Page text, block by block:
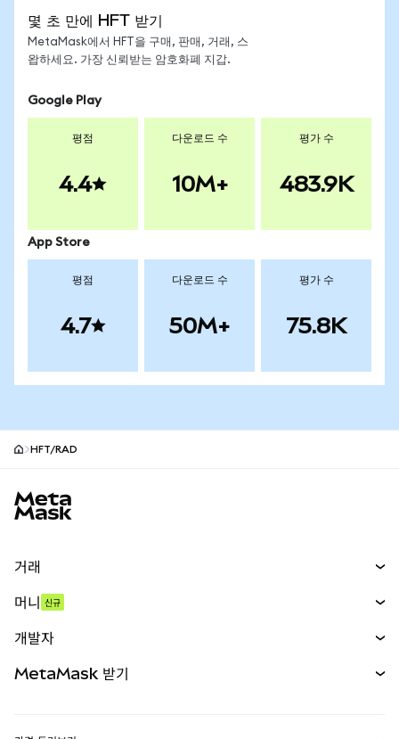
몇 초 만에 HFT 받기
MetaMask에서 HFT을 구매, 판매, 거래, 스
왑하세요. 가장 신뢰받는 암호화폐 지갑.
Google Play
평점
4.4
다운로드 수
10M+
평가 수
483.9K
App Store
평점
4.7
다운로드 수
50M+
평가 수
75.8K
HFT/RAD
거래
무기한 선물
실물자산
머니 신규
개발자
MetaMask 받기